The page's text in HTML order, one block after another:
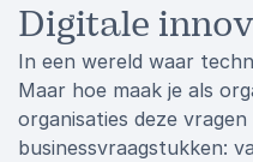
Digitale
In een wereld waar
Maar hoe maak je als
organisaties deze
businessvraagstukken: